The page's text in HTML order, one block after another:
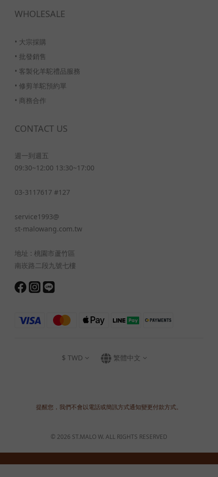
WHOLESALE
• 大宗採購
• 批發銷售
• 客製化羊駝禮品服務
• 修剪羊駝預約單
• 商務合作
CONTACT US
週一到週五
09:30~12:00 13:30~17:00
03-3117617 #127
service1993@
st-malowang.com.tw
地址 : 桃園市蘆竹區
南崁路二段九號七樓
$ TWD 繁體中文
提醒您，我們不會以電話或簡訊方式通知變更付款方式。
© 2026 ST.MALO W. ALL RIGHTS RESERVED